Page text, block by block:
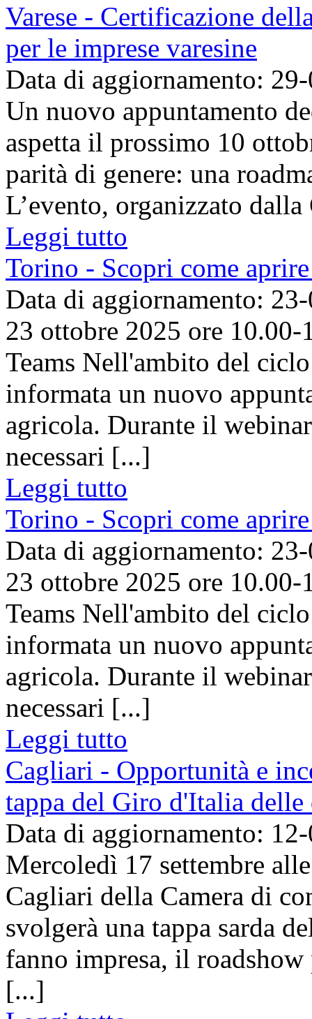
Varese - Certificazione
per le imprese varesine
Data di aggiornamento:
Un nuovo appuntamento
aspetta il prossimo 10
parità di genere: una
L’evento, organizzato
Leggi tutto
Torino - Scopri come
Data di aggiornamento:
23 ottobre 2025 ore
Teams Nell'ambito del
informata un nuovo
agricola. Durante il
necessari [...]
Leggi tutto
Torino - Scopri come
Data di aggiornamento:
23 ottobre 2025 ore
Teams Nell'ambito del
informata un nuovo
agricola. Durante il
necessari [...]
Leggi tutto
Cagliari - Opportunità e
tappa del Giro d'Italia delle
Data di aggiornamento:
Mercoledì 17 settembre
Cagliari della Camera di
svolgerà una tappa sarda
fanno impresa, il
[...]